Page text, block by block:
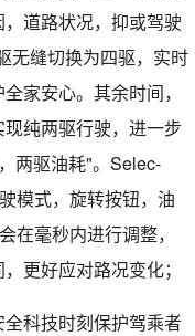
道路状况，抑或驾驶
无缝切换为四驱，实时
家安心。其余时间，
纯两驱行驶，进一步
两驱油耗"。Selec-
模式，旋转按钮，油
在毫秒内进行调整，
更好应对路况变化；
科技时刻保护驾乘者